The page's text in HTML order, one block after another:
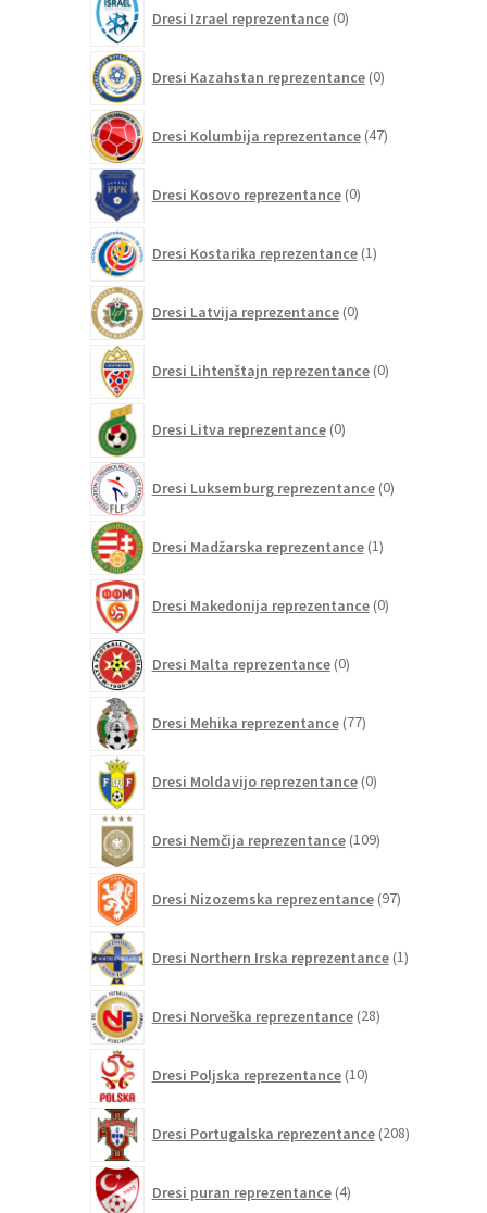
Dresi Izrael reprezentance 0izdelkov
Dresi Kazahstan reprezentance 0izdelkov
Dresi Kolumbija reprezentance 47izdelkov
Dresi Kosovo reprezentance 0izdelkov
Dresi Kostarika reprezentance 1izdelek
Dresi Latvija reprezentance 0izdelkov
Dresi Lihtenštajn reprezentance 0izdelkov
Dresi Litva reprezentance 0izdelkov
Dresi Luksemburg reprezentance 0izdelkov
Dresi Madžarska reprezentance 1izdelek
Dresi Makedonija reprezentance 0izdelkov
Dresi Malta reprezentance 0izdelkov
Dresi Mehika reprezentance 77izdelkov
Dresi Moldavijo reprezentance 0izdelkov
Dresi Nemčija reprezentance 109izdelkov
Dresi Nizozemska reprezentance 97izdelkov
Dresi Northern Irska reprezentance 1izdelek
Dresi Norveška reprezentance 28izdelkov
Dresi Poljska reprezentance 10izdelkov
Dresi Portugalska reprezentance 208izdelkov
Dresi puran reprezentance 4izdelki